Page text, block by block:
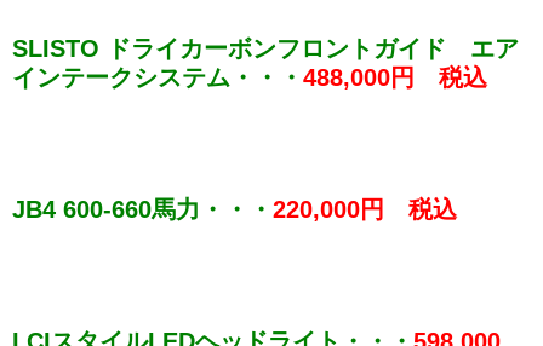
SLISTO ドライカーボンフロントガイド エア
インテークシステム・・・ 488,000円 税込
JB4 600-660馬力・・・ 220,000円 税込